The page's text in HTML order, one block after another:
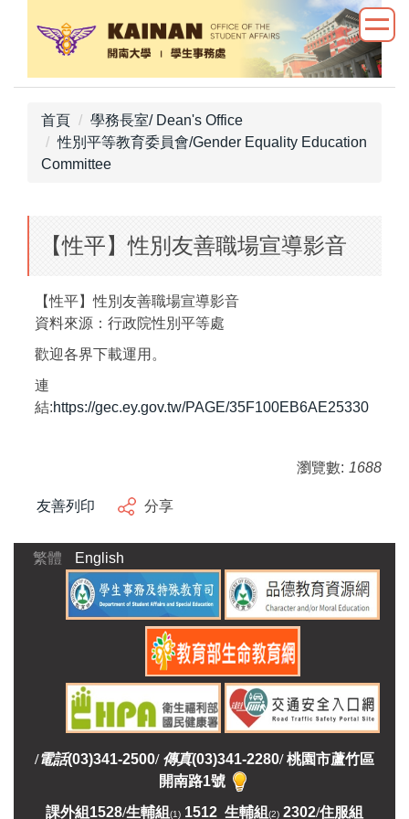
首頁
學務長室/ Dean's Office
性別平等教育委員會/Gender Equality Education
Committee
【性平】性別友善職場宣導影音
【性平】性別友善職場宣導影音
資料來源：行政院性別平等處
歡迎各界下載運用。
連
結:https://gec.ey.gov.tw/PAGE/35F100EB6AE25330
瀏覽數: 1688
友善列印 分享
繁體 English
/電話(03)341-2500/ 傳真(03)341-2280/ 桃園市蘆竹區
開南路1號
課外組 1528/生輔組 (1) 1512 生輔組 (2) 2302/住服組